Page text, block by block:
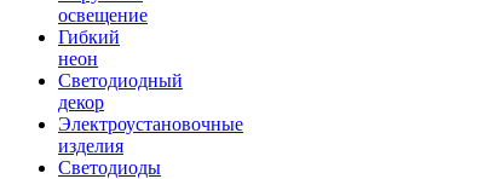
освещение
Гибкий
неон
Светодиодный
декор
Электроустановочные
изделия
Светодиоды